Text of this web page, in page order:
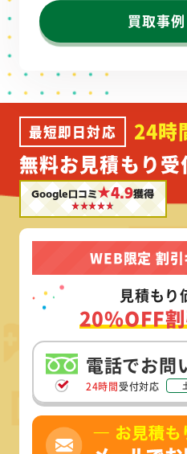
買取事
最短即日対応
24時
無料お見積もり受
Google口コミ★4.9獲得
WEB限定 割
見積もり
20%OFF
電話でお問
24時間受付対応